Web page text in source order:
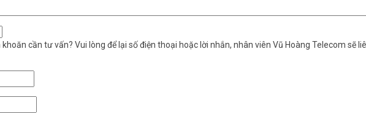
cần tư vấn? Vui lòng để lại số điện thoại hoặc lời nhắn, nhân viên Vũ Hoàng Telecom sẽ